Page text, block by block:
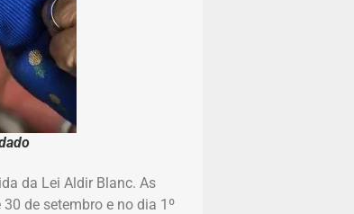
da Lei Aldir Blanc. As
de setembro e no dia 1º